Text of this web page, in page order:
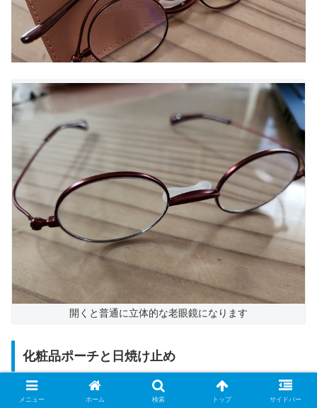
開くと普通に立体的な老眼鏡になります
化粧品ポーチと日焼け止め
化粧品はジップロックみたいなファスナー付きビニー
メニュー ホーム 検索 トップ サイドバー